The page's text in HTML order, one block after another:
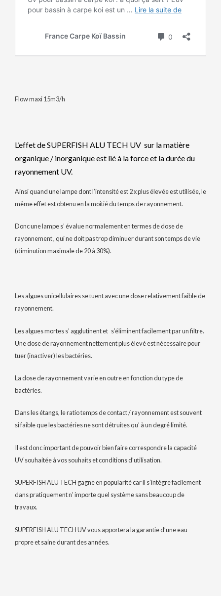
Flow maxi 15m3/h
L’effet de SUPERFISH ALU TECH UV sur la matière
organique / inorganique est lié à la force et la durée du
rayonnement UV.
Ainsi quand une lampe dont l’intensité est 2 x plus élevée est utilisée, le
même effet est obtenu en la moitié du temps de rayonnement.
Donc une lampe s’ évalue normalement en termes de dose de
rayonnement , qui ne doit pas trop diminuer durant son temps de vie
(diminution maximale de 20 à 30%).
Les algues unicellulaires se tuent avec une dose relativement faible de
rayonnement.
Les algues mortes s’ agglutinent et s’éliminent facilement par un filtre.
Une dose de rayonnement nettement plus élevé est nécessaire pour
tuer (inactiver) les bactéries.
La dose de rayonnement varie en outre en fonction du type de
bactéries.
Dans les étangs, le ratio temps de contact / rayonnement est souvent
si faible que les bactéries ne sont détruites qu’ à un degré limité.
Il est donc important de pouvoir bien faire correspondre la capacité
UV souhaitée à vos souhaits et conditions d’utilisation.
SUPERFISH ALU TECH gagne en popularité car il s’intègre facilement
dans pratiquement n’ importe quel système sans beaucoup de
travaux.
SUPERFISH ALU TECH UV vous apportera la garantie d’une eau
propre et saine durant des années.